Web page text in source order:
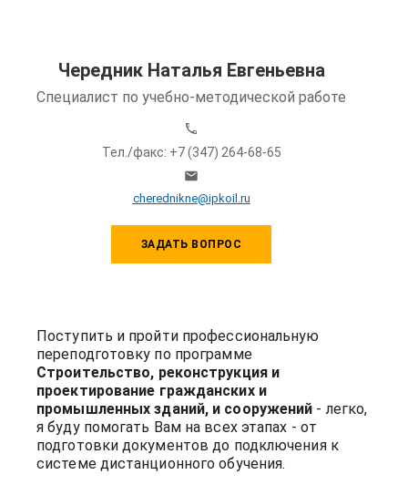
Чередник Наталья Евгеньевна
Специалист по учебно-методической работе
Тел./факс: +7 (347) 264-68-65
cherednikne@ipkoil.ru
ЗАДАТЬ ВОПРОС
Поступить и пройти профессиональную
переподготовку по программе
Строительство, реконструкция и
проектирование гражданских и
промышленных зданий, и сооружений - легко,
я буду помогать Вам на всех этапах - от
подготовки документов до подключения к
системе дистанционного обучения.